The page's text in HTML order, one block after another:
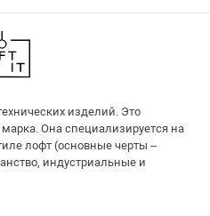
изделий. Это
Она специализируется на
лофт (основные черты –
индустриальные и